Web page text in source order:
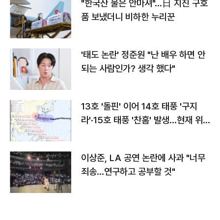
"한국산 물은 안마셔"…日 지진 구호
품 보냈더니 비하한 누리꾼
'태도 논란' 정준원 "난 배우 하면 안
되는 사람인가? 생각 했다"
13호 '돌핀' 이어 14호 태풍 '구지
라'·15호 태풍 '찬홈' 발생…현재 위
이상준, LA 공연 논란에 사과 "너무
죄송…연구하고 공부할 것"